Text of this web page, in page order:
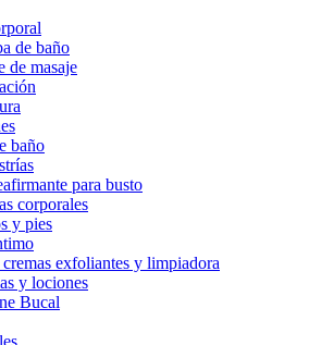
de baño
de masaje
baño
para busto
corporales
y pies
exfoliantes y limpiadora
y lociones
Bucal